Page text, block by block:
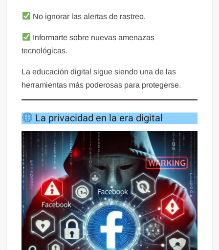
No ignorar las alertas de rastreo.
Informarte sobre nuevas amenazas
tecnológicas.
La educación digital sigue siendo una de las
herramientas más poderosas para protegerse.
La privacidad en la era digital